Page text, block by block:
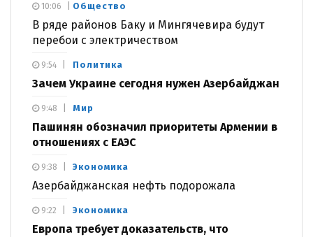
Общество
В ряде районов Баку и Мингячевира будут
перебои с электричеством
10:06
Политика
Зачем Украине сегодня нужен Азербайджан
9:54
Мир
Пашинян обозначил приоритеты Армении в
отношениях с ЕАЭС
9:48
Экономика
Азербайджанская нефть подорожала
9:38
Экономика
Европа требует доказательств, что
9:22